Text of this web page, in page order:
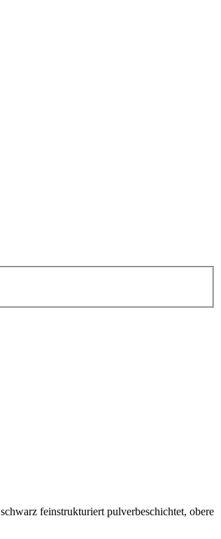
feinstrukturiert pulverbeschichtet, obere